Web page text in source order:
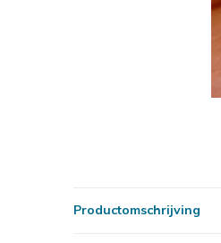
Productomschrijving